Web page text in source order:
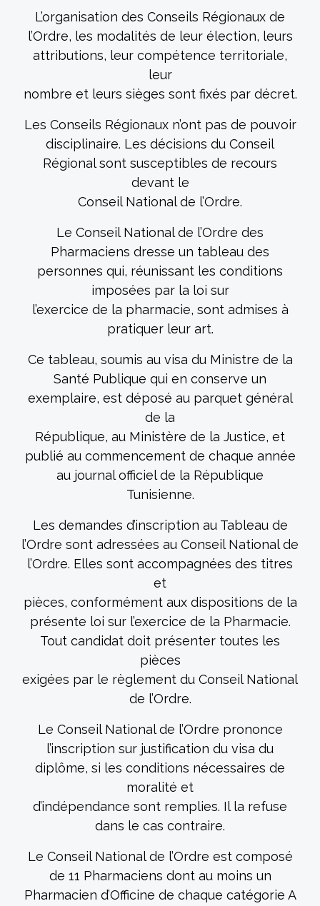
L’organisation des Conseils Régionaux de
l’Ordre, les modalités de leur élection, leurs
attributions, leur compétence territoriale,
leur
nombre et leurs sièges sont fixés par décret.
Les Conseils Régionaux n’ont pas de pouvoir
disciplinaire. Les décisions du Conseil
Régional sont susceptibles de recours
devant le
Conseil National de l’Ordre.
Le Conseil National de l’Ordre des
Pharmaciens dresse un tableau des
personnes qui, réunissant les conditions
imposées par la loi sur
l’exercice de la pharmacie, sont admises à
pratiquer leur art.
Ce tableau, soumis au visa du Ministre de la
Santé Publique qui en conserve un
exemplaire, est déposé au parquet général
de la
République, au Ministère de la Justice, et
publié au commencement de chaque année
au journal officiel de la République
Tunisienne.
Les demandes d’inscription au Tableau de
l’Ordre sont adressées au Conseil National de
l’Ordre. Elles sont accompagnées des titres
et
pièces, conformément aux dispositions de la
présente loi sur l’exercice de la Pharmacie.
Tout candidat doit présenter toutes les
pièces
exigées par le règlement du Conseil National
de l’Ordre.
Le Conseil National de l’Ordre prononce
l’inscription sur justification du visa du
diplôme, si les conditions nécessaires de
moralité et
d’indépendance sont remplies. Il la refuse
dans le cas contraire.
Le Conseil National de l’Ordre est composé
de 11 Pharmaciens dont au moins un
Pharmacien d’Officine de chaque catégorie A